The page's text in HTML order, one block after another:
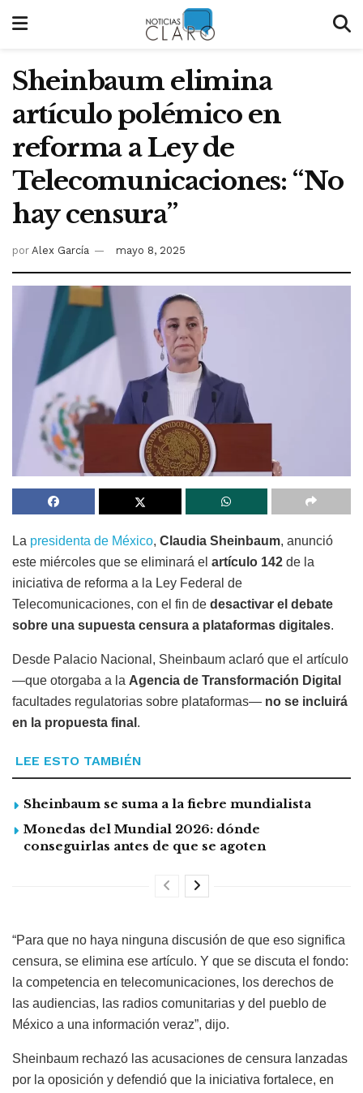
Sheinbaum elimina
artículo polémico en
reforma a Ley de
Telecomunicaciones: “No
hay censura”
por Alex García mayo 8, 2025
La presidenta de México, Claudia Sheinbaum, anunció
este miércoles que se eliminará el artículo 142 de la
iniciativa de reforma a la Ley Federal de
Telecomunicaciones, con el fin de desactivar el debate
sobre una supuesta censura a plataformas digitales.
Desde Palacio Nacional, Sheinbaum aclaró que el artículo
—que otorgaba a la Agencia de Transformación Digital
facultades regulatorias sobre plataformas— no se incluirá
en la propuesta final .
LEE ESTO TAMBIÉN
Sheinbaum se suma a la fiebre mundialista
Monedas del Mundial 2026: dónde
conseguirlas antes de que se agoten
“Para que no haya ninguna discusión de que eso significa
censura, se elimina ese artículo. Y que se discuta el fondo:
la competencia en telecomunicaciones, los derechos de
las audiencias, las radios comunitarias y del pueblo de
México a una información veraz”, dijo.
Sheinbaum rechazó las acusaciones de censura lanzadas
por la oposición y defendió que la iniciativa fortalece, en